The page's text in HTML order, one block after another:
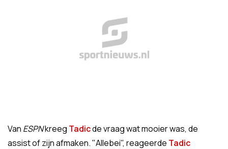
Van ESPNkreeg Tadicde vraag wat mooier was, de
assist of zijn afmaken. "Allebei", reageerde Tadic